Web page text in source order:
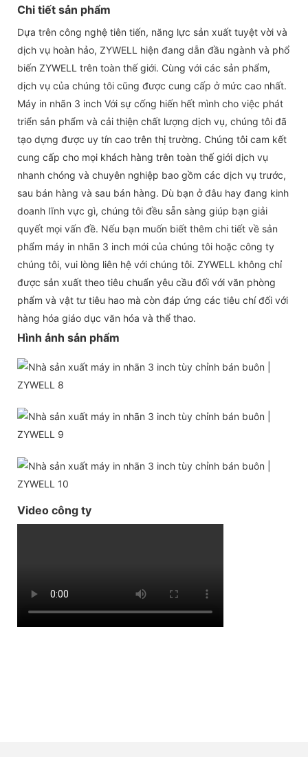
Chi tiết sản phẩm
Dựa trên công nghệ tiên tiến, năng lực sản xuất tuyệt vời và
dịch vụ hoàn hảo, ZYWELL hiện đang dẫn đầu ngành và phổ
biến ZYWELL trên toàn thế giới. Cùng với các sản phẩm,
dịch vụ của chúng tôi cũng được cung cấp ở mức cao nhất.
Máy in nhãn 3 inch Với sự cống hiến hết mình cho việc phát
triển sản phẩm và cải thiện chất lượng dịch vụ, chúng tôi đã
tạo dựng được uy tín cao trên thị trường. Chúng tôi cam kết
cung cấp cho mọi khách hàng trên toàn thế giới dịch vụ
nhanh chóng và chuyên nghiệp bao gồm các dịch vụ trước,
sau bán hàng và sau bán hàng. Dù bạn ở đâu hay đang kinh
doanh lĩnh vực gì, chúng tôi đều sẵn sàng giúp bạn giải
quyết mọi vấn đề. Nếu bạn muốn biết thêm chi tiết về sản
phẩm máy in nhãn 3 inch mới của chúng tôi hoặc công ty
chúng tôi, vui lòng liên hệ với chúng tôi. ZYWELL không chỉ
được sản xuất theo tiêu chuẩn yêu cầu đối với văn phòng
phẩm và vật tư tiêu hao mà còn đáp ứng các tiêu chí đối với
hàng hóa giáo dục văn hóa và thể thao.
Hình ảnh sản phẩm
Video công ty